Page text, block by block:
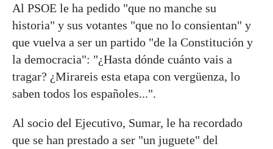
Al PSOE le ha pedido "que no manche su
historia" y sus votantes "que no lo consientan" y
que vuelva a ser un partido "de la Constitución y
la democracia": "¿Hasta dónde cuánto vais a
tragar? ¿Mirareis esta etapa con vergüenza, lo
saben todos los españoles...".
Al socio del Ejecutivo, Sumar, le ha recordado
que se han prestado a ser "un juguete" del